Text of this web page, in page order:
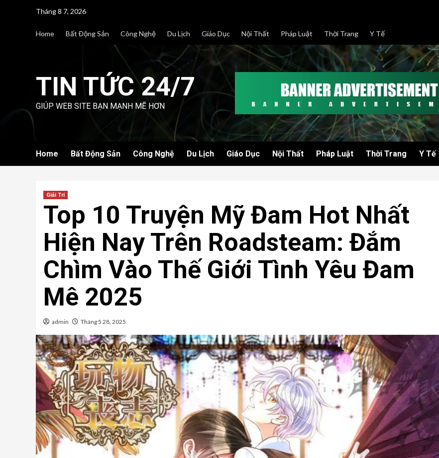
Tháng 8 7, 2026
Home Bất Động Sản Công Nghệ Du Lịch Giáo Dục Nội Thất Pháp Luật Thời Trang Y Tế
TIN TỨC 24/7
GIÚP WEB SITE BẠN MẠNH MẼ HƠN
Home Bất Động Sản Công Nghệ Du Lịch Giáo Dục Nội Thất Pháp Luật Thời Trang Y Tế
Giải Trí
Top 10 Truyện Mỹ Đam Hot Nhất
Hiện Nay Trên Roadsteam: Đắm
Chìm Vào Thế Giới Tình Yêu Đam
Mê 2025
admin Tháng 5 28, 2025